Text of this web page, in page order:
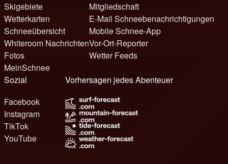
Skigebiete
Wetterkarten
Schneeübersicht
Whiteroom Nachrichten
Fotos
MeinSchnee
Mitgliedschaft
E-Mail Schneebenachrichtigungen
Mobile Schnee-App
Vor-Ort-Reporter
Wetter Feeds
Sozial
Facebook
Instagram
TikTok
YouTube
Vorhersagen jedes Abenteuer